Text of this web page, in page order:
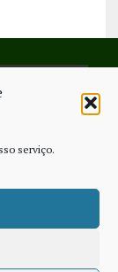
serviço.